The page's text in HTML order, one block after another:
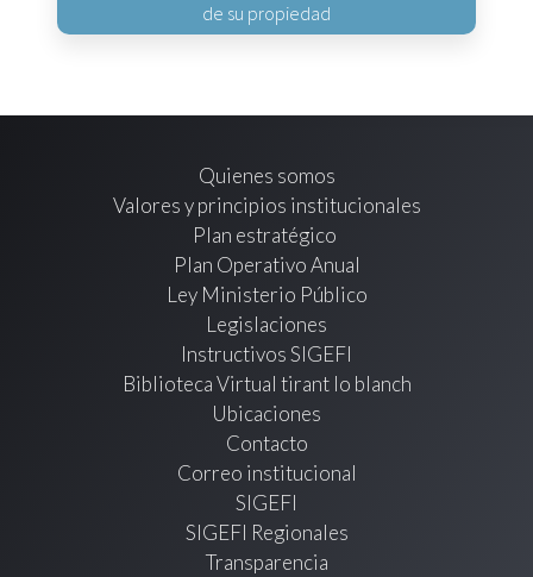
de su propiedad
Quienes somos
Valores y principios institucionales
Plan estratégico
Plan Operativo Anual
Ley Ministerio Público
Legislaciones
Instructivos SIGEFI
Biblioteca Virtual tirant lo blanch
Ubicaciones
Contacto
Correo institucional
SIGEFI
SIGEFI Regionales
Transparencia